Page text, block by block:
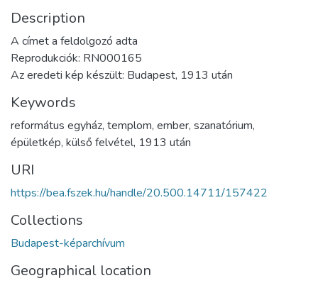
Description
A címet a feldolgozó adta
Reprodukciók: RN000165
Az eredeti kép készült: Budapest, 1913 után
Keywords
református egyház, templom, ember, szanatórium,
épületkép, külső felvétel, 1913 után
URI
https://bea.fszek.hu/handle/20.500.14711/157422
Collections
Budapest-képarchívum
Geographical location